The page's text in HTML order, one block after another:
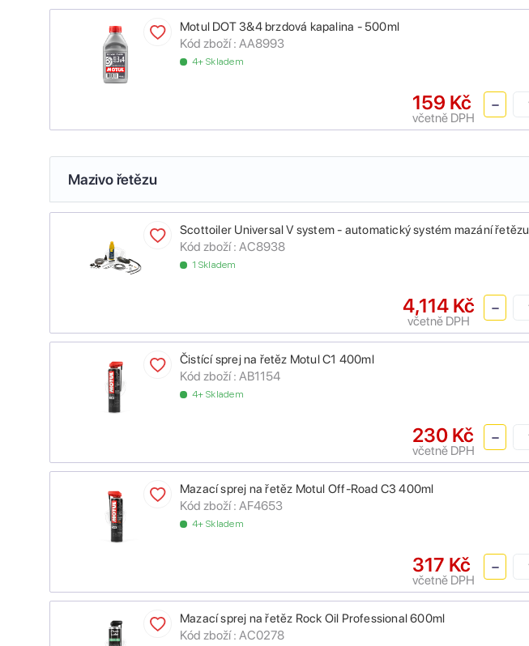
Motul DOT 3&4 brzdová kapalina - 500ml
Kód zboží : AA8993
4+ Skladem
159 Kč
včetně DPH
Mazivo řetězu
Scottoiler Universal V system - automatický systém mazání řetězu
Kód zboží : AC8938
1 Skladem
4,114 Kč
včetně DPH
Čistící sprej na řetěz Motul C1 400ml
Kód zboží : AB1154
4+ Skladem
230 Kč
včetně DPH
Mazací sprej na řetěz Motul Off-Road C3 400ml
Kód zboží : AF4653
4+ Skladem
317 Kč
včetně DPH
Mazací sprej na řetěz Rock Oil Professional 600ml
Kód zboží : AC0278